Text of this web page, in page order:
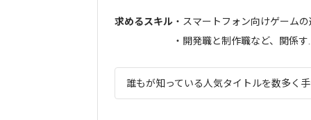
求めるスキル ・スマートフォン向けゲーム
・開発職と制作職など、関係す
誰もが知っている人気タイトルを数多く